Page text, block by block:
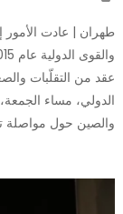
طهران | عادت الأمور
عقد من التقلّبات
الدولي، مساء
والصين حول مواصلة